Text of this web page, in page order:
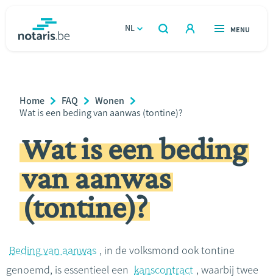
gaan
NL
OPEN
ZOEKEN
OPEN
MENU
Relatie & samenleven
Erven & schenken
Ondernemen
Over de notaris
Rekenmodules
Breadcrumb
Home FAQ
Wonen
Current
Wat is een beding van aanwas (tontine)?
Wat is een beding
van aanwas
(tontine)?
Beding van aanwas , in de volksmond ook tontine
genoemd, is essentieel een kanscontract , waarbij twee